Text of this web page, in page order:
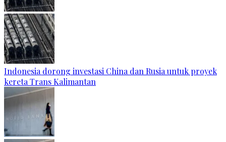
Indonesia dorong investasi China dan Rusia untuk proyek
kereta Trans Kalimantan